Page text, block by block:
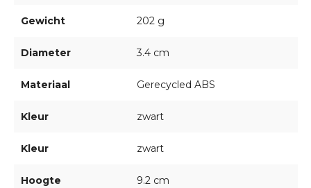
Gewicht 202 g
Diameter 3.4 cm
Materiaal Gerecycled ABS
Kleur zwart
Kleur zwart
Hoogte 9.2 cm